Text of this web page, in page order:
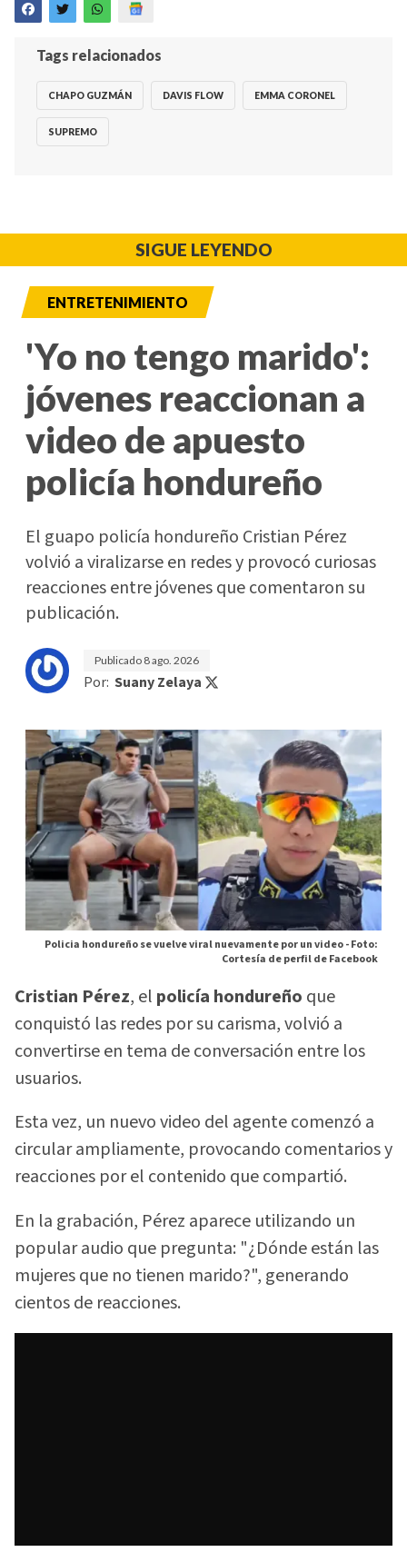
Tags relacionados
CHAPO GUZMÁN DAVIS FLOW EMMA CORONEL
SUPREMO
SIGUE LEYENDO
ENTRETENIMIENTO
'Yo no tengo marido':
jóvenes reaccionan a
video de apuesto
policía hondureño
El guapo policía hondureño Cristian Pérez
volvió a viralizarse en redes y provocó curiosas
reacciones entre jóvenes que comentaron su
publicación.
Publicado 8 ago. 2026
Por: Suany Zelaya
Policia hondureño se vuelve viral nuevamente por un video -Foto:
Cortesía de perfil de Facebook
Cristian Pérez, el policía hondureño que
conquistó las redes por su carisma, volvió a
convertirse en tema de conversación entre los
usuarios.
Esta vez, un nuevo video del agente comenzó a
circular ampliamente, provocando comentarios y
reacciones por el contenido que compartió.
En la grabación, Pérez aparece utilizando un
popular audio que pregunta: "¿Dónde están las
mujeres que no tienen marido?", generando
cientos de reacciones.